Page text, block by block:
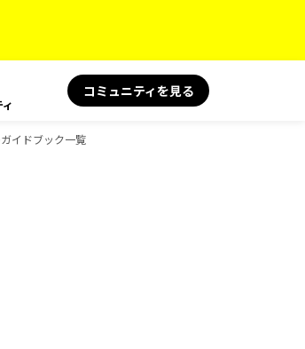
コミュニティを見る
イドブック一覧